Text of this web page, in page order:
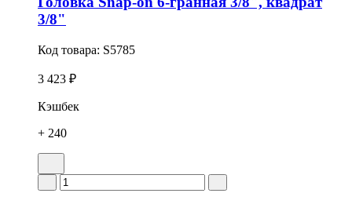
3/8"
Код товара: S5785
3 423 ₽
Кэшбек
+ 240